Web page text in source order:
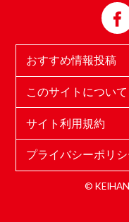
おすすめ情報投稿
このサイトについて
サイト利用規約
プライバシーポリ
©